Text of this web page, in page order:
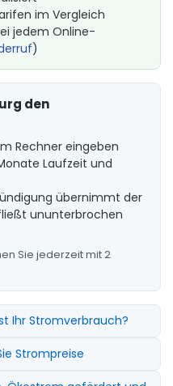
im Vergleich
jedem Online-
)
den
Rechner eingeben
Laufzeit und
übernimmt der
ununterbrochen
Sie jederzeit mit 2
Ihr Stromverbrauch?
Strompreise